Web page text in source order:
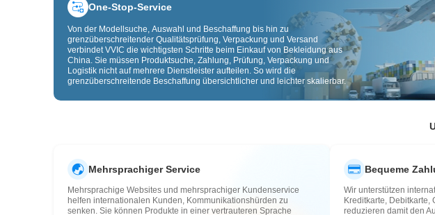
One-Stop-Service
Von der Modellsuche, Auswahl und Beschaffung bis hin zu
grenzüberschreitender Qualitätsprüfung, Verpackung und Versand
verbindet VVIC die wichtigsten Schritte beim Einkauf von Bekleidung aus
China. Sie müssen Produktsuche, Zahlung, Prüfung, Verpackung und
Logistik nicht auf mehrere Dienstleister aufteilen. So wird die
grenzüberschreitende Beschaffung übersichtlicher und leichter skalierbar.
Mehrsprachiger Service
Mehrsprachige Websites und mehrsprachiger Kundenservice
helfen internationalen Kunden, Kommunikationshürden zu
senken. Sie können Produkte in einer vertrauteren Sprache
Bequeme
Wir unterstützen
Kreditkarte, Debitkarte,
reduzieren damit den